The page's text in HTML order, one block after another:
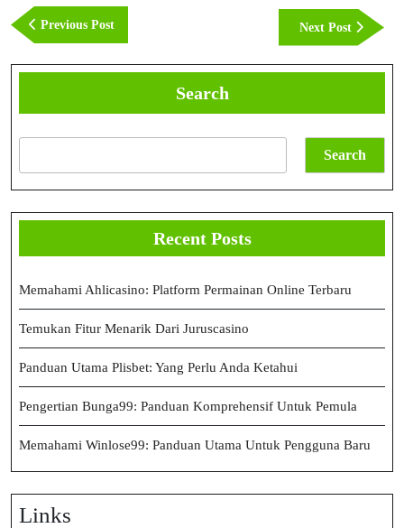
navigation
Previous PostPrevious
Post
Next Post
Next
Post
Search
Search
Recent Posts
Memahami Ahlicasino: Platform Permainan Online Terbaru
Temukan Fitur Menarik Dari Juruscasino
Panduan Utama Plisbet: Yang Perlu Anda Ketahui
Pengertian Bunga99: Panduan Komprehensif Untuk Pemula
Memahami Winlose99: Panduan Utama Untuk Pengguna Baru
Links